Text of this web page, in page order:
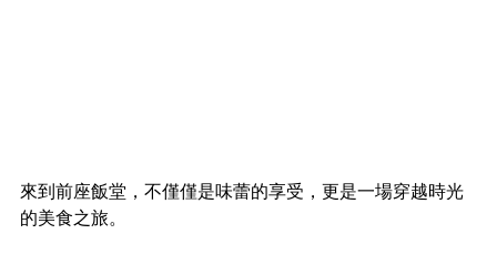
來到前座飯堂，不僅僅是味蕾的享受，更是一場穿越時光
的美食之旅。